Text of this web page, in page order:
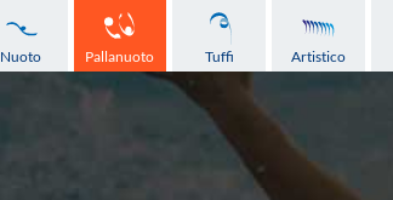
Nuoto Pallanuoto Tuffi Artistico